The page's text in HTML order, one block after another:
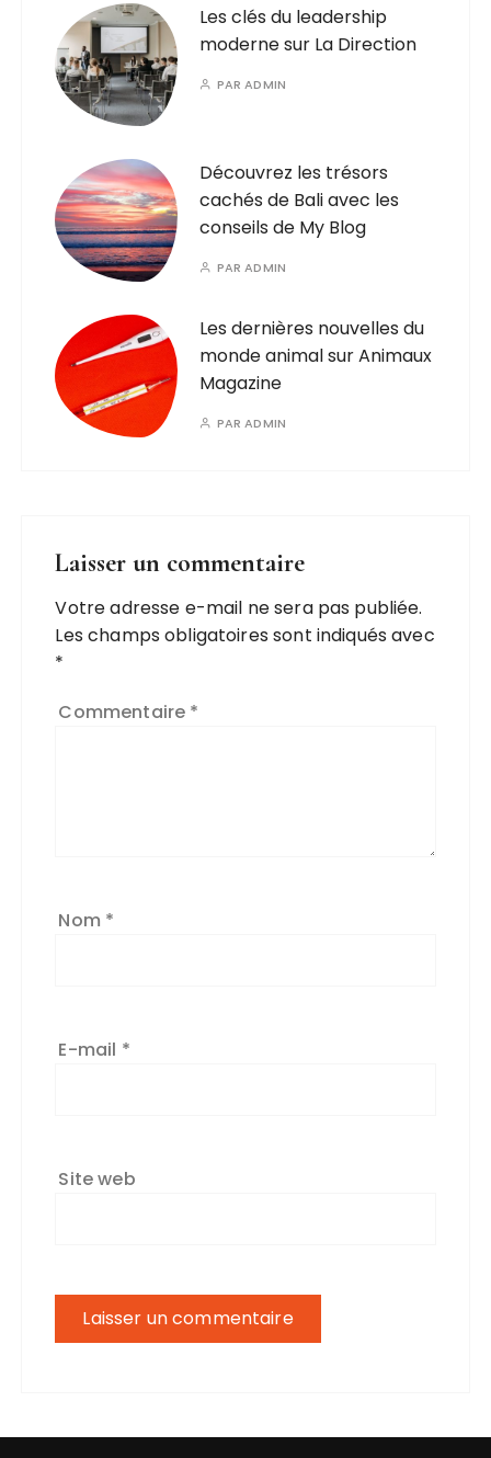
Les clés du leadership
moderne sur La Direction
PARADMIN
Découvrez les trésors
cachés de Bali avec les
conseils de My Blog
PARADMIN
Les dernières nouvelles du
monde animal sur Animaux
Magazine
PARADMIN
Laisser un commentaire
Votre adresse e-mail ne sera pas publiée.
Les champs obligatoires sont indiqués avec
*
Commentaire *
Nom *
E-mail *
Site web
A
l
t
r